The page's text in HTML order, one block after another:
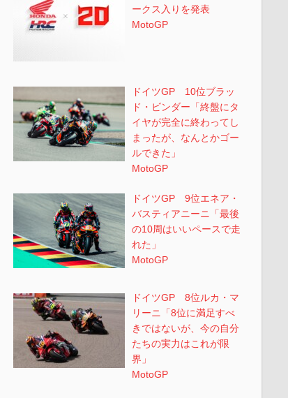
ークス入りを発表
MotoGP
ドイツGP 10位ブラッ
ド・ビンダー「終盤にタ
イヤが完全に終わってし
まったが、なんとかゴー
ルできた」
MotoGP
ドイツGP 9位エネア・
バスティアニーニ「最後
の10周はいいペースで走
れた」
MotoGP
ドイツGP 8位ルカ・マ
リーニ「8位に満足すべ
きではないが、今の自分
たちの実力はこれが限
界」
MotoGP